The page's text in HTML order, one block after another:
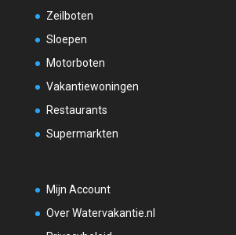
Zeilboten
Sloepen
Motorboten
Vakantiewoningen
Restaurants
Supermarkten
Mijn Account
Over Watervakantie.nl